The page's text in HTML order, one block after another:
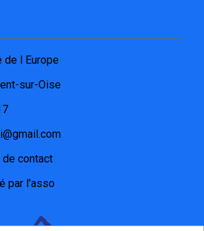
de l Europe
sur-Oise
de contact
par l'asso